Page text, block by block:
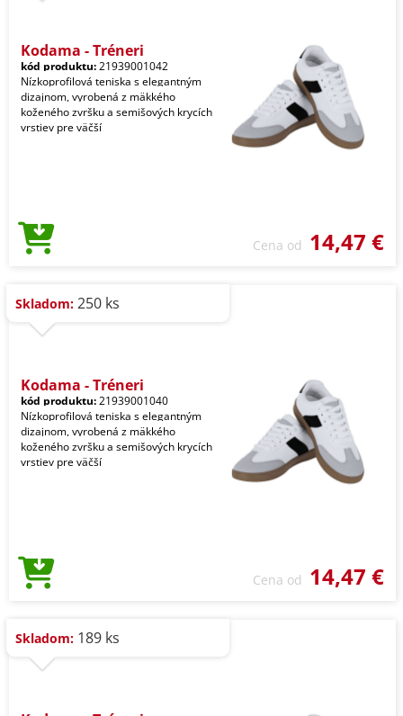
Kodama - Tréneri
kód produktu:21939001042
Nízkoprofilová teniska s elegantným
dizajnom, vyrobená z mäkkého
koženého zvršku a semišových krycích
vrstiev pre väčší
Cena od 14,47 €
Skladom: 250 ks
Kodama - Tréneri
kód produktu:21939001040
Nízkoprofilová teniska s elegantným
dizajnom, vyrobená z mäkkého
koženého zvršku a semišových krycích
vrstiev pre väčší
Cena od 14,47 €
Skladom: 189 ks